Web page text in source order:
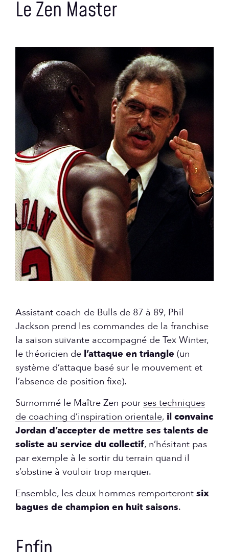
Le Zen Master
Assistant coach de Bulls de 87 à 89, Phil
Jackson prend les commandes de la franchise
la saison suivante accompagné de Tex Winter,
le théoricien de l’attaque en triangle (un
système d’attaque basé sur le mouvement et
l’absence de position fixe).
Surnommé le Maître Zen pour ses techniques
de coaching d’inspiration orientale, il convainc
Jordan d’accepter de mettre ses talents de
soliste au service du collectif, n’hésitant pas
par exemple à le sortir du terrain quand il
s’obstine à vouloir trop marquer.
Ensemble, les deux hommes remporteront six
bagues de champion en huit saisons.